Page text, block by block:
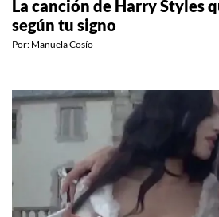
La canción de Harry Styles
según tu signo
Por: Manuela Cosío